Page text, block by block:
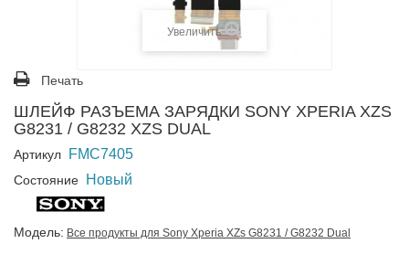
Увеличить
Печать
ШЛЕЙФ РАЗЪЕМА ЗАРЯДКИ SONY XPERIA XZS
G8231 / G8232 XZS DUAL
Артикул FMC7405
Состояние Новый
Модель: Все продукты для Sony Xperia XZs G8231 / G8232 Dual